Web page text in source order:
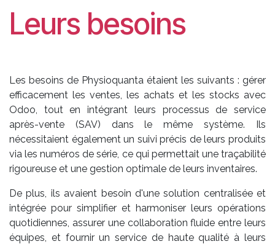
Leurs besoins
Les besoins de Physioquanta étaient les suivants : gérer
efficacement les ventes, les achats et les stocks avec
Odoo, tout en intégrant leurs processus de service
après-vente (SAV) dans le même système. Ils
nécessitaient également un suivi précis de leurs produits
via les numéros de série, ce qui permettait une traçabilité
rigoureuse et une gestion optimale de leurs inventaires.
De plus, ils avaient besoin d'une solution centralisée et
intégrée pour simplifier et harmoniser leurs opérations
quotidiennes, assurer une collaboration fluide entre leurs
équipes, et fournir un service de haute qualité à leurs